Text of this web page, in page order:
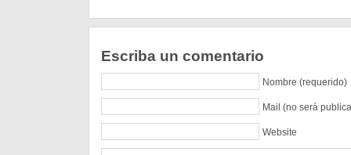
Escriba un comentario
Nombre (requerido)
Mail (no será
Website